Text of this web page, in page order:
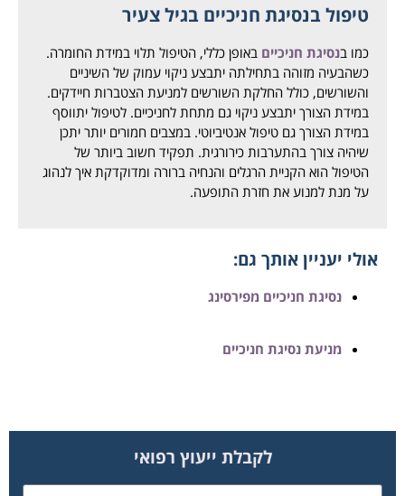
טיפול בנסיגת חניכיים בגיל צעיר
כמו בנסיגת חניכיים באופן כללי, הטיפול תלוי במידת החומרה.
כשהבעיה מזוהה בתחילתה יתבצע ניקוי עמוק של השיניים
והשורשים, כולל החלקת השורשים למניעת הצטברות חיידקים.
במידת הצורך יתבצע ניקוי גם מתחת לחניכיים. לטיפול יתווסף
במידת הצורך גם טיפול אנטיביוטי. במצבים חמורים יותר יתכן
שיהיה צורך בהתערבות כירורגית. תפקיד חשוב ביותר של
הטיפול הוא הקניית הרגלים והנחיה ברורה ומדוקדקת איך לנהוג
על מנת למנוע את חזרת התופעה.
אולי יעניין אותך גם:
נסיגת חניכיים מפירסינג
מניעת נסיגת חניכיים
לקבלת ייעוץ רפואי